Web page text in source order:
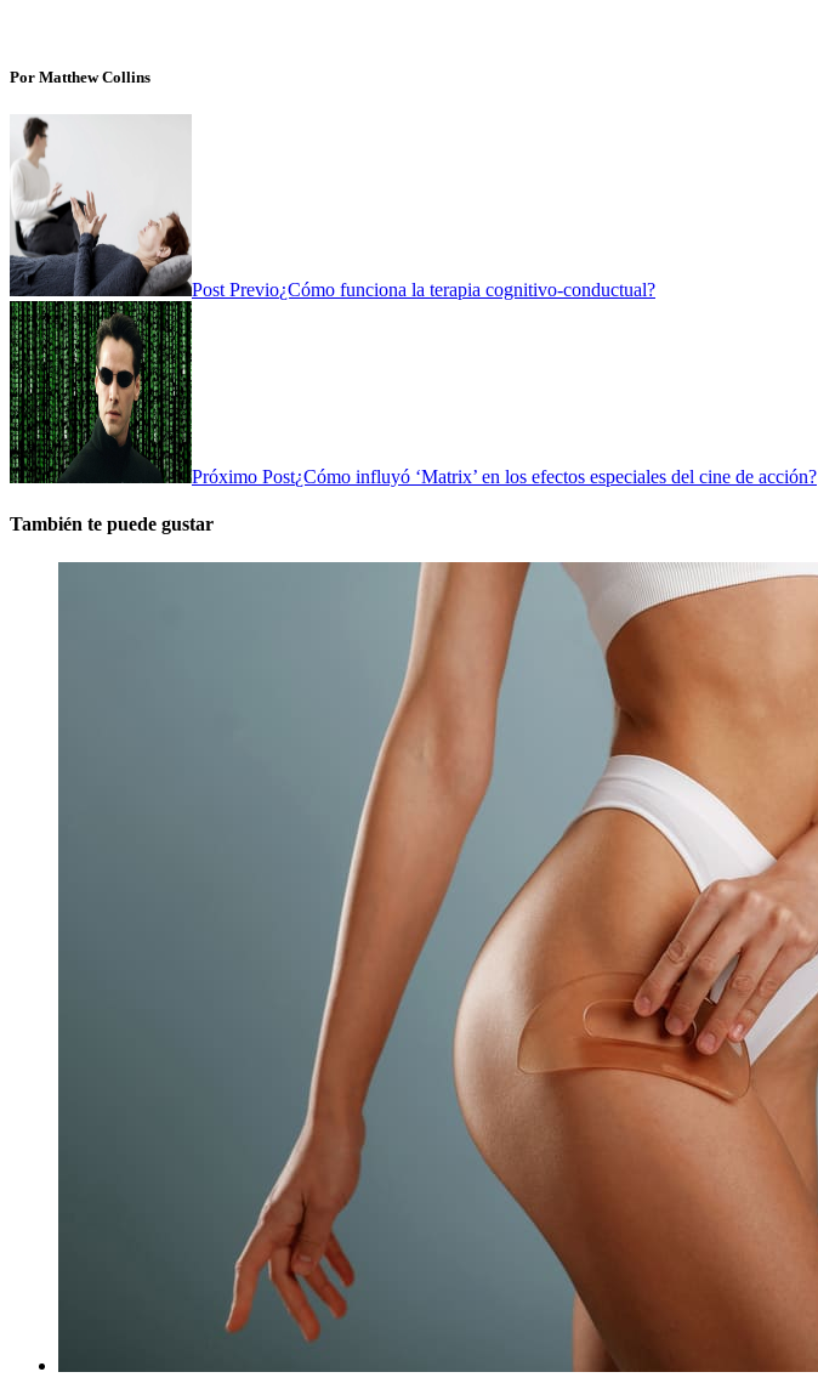
Por Matthew Collins
Post Previo¿Cómo funciona la terapia cognitivo-conductual?
Próximo Post¿Cómo influyó ‘Matrix’ en los efectos especiales del cine de acción?
También te puede gustar